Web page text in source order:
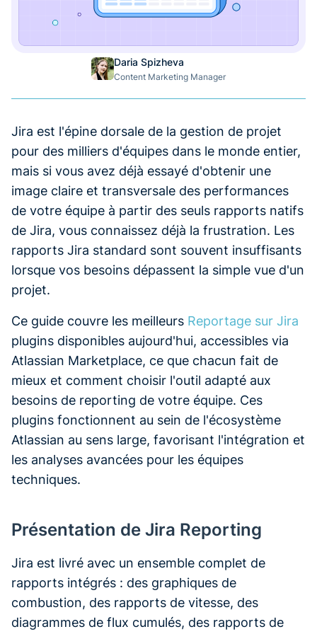
Daria Spizheva
Content Marketing Manager
Jira est l'épine dorsale de la gestion de projet
pour des milliers d'équipes dans le monde entier,
mais si vous avez déjà essayé d'obtenir une
image claire et transversale des performances
de votre équipe à partir des seuls rapports natifs
de Jira, vous connaissez déjà la frustration. Les
rapports Jira standard sont souvent insuffisants
lorsque vos besoins dépassent la simple vue d'un
projet.
Ce guide couvre les meilleurs Reportage sur Jira
plugins disponibles aujourd'hui, accessibles via
Atlassian Marketplace, ce que chacun fait de
mieux et comment choisir l'outil adapté aux
besoins de reporting de votre équipe. Ces
plugins fonctionnent au sein de l'écosystème
Atlassian au sens large, favorisant l'intégration et
les analyses avancées pour les équipes
techniques.
Présentation de Jira Reporting
Jira est livré avec un ensemble complet de
rapports intégrés : des graphiques de
combustion, des rapports de vitesse, des
diagrammes de flux cumulés, des rapports de